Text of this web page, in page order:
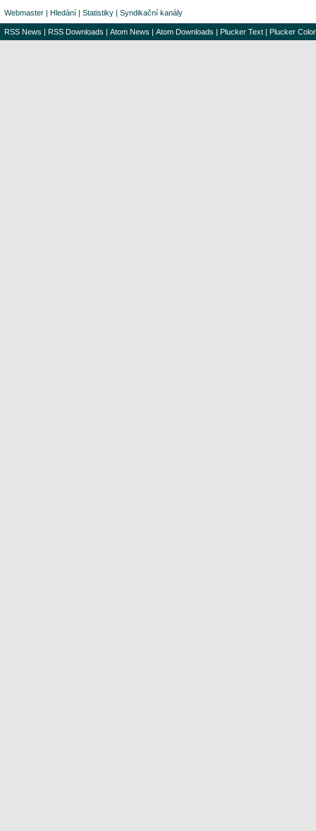
Webmaster | Hledání | Statistiky | Syndikační kanály
RSS News | RSS Downloads | Atom News | Atom Downloads | Plucker Text | Plucker Color